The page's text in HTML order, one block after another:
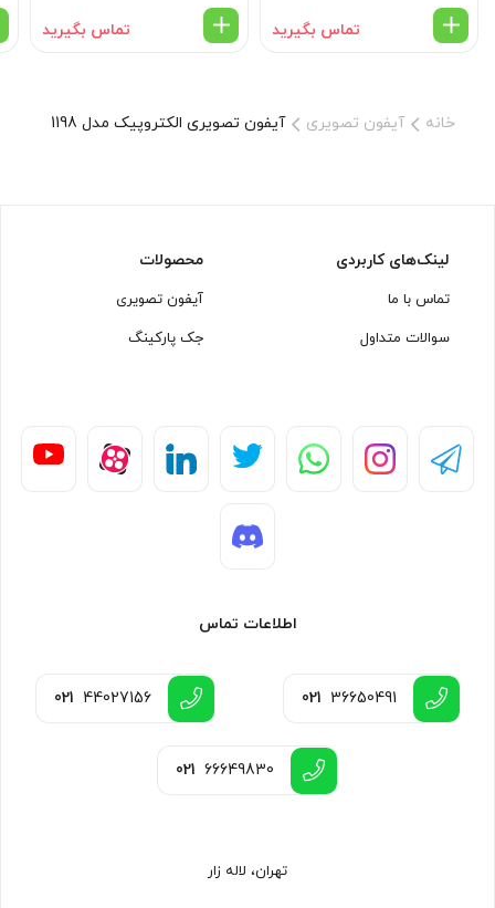
تماس بگیرید تماس بگیرید
خانه آیفون تصویری آیفون تصویری الکتروپیک مدل 1198
لینک‌های کاربردی
تماس با ما
سوالات متداول
محصولات
آیفون تصویری
جک پارکینگ
اطلاعات تماس
021 36650491
021 44027156
021 66649830
تهران، لاله زار